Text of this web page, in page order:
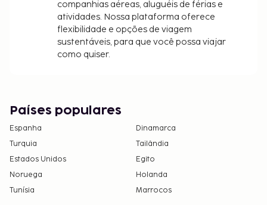
companhias aéreas, aluguéis de férias e
atividades. Nossa plataforma oferece
flexibilidade e opções de viagem
sustentáveis, para que você possa viajar
como quiser.
Países populares
Espanha
Dinamarca
Turquia
Tailândia
Estados Unidos
Egito
Noruega
Holanda
Tunísia
Marrocos